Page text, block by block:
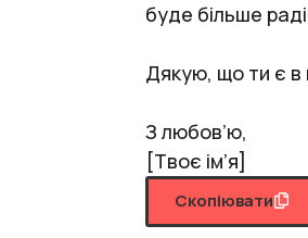
буде більше
Дякую, що ти є в
З любов’ю,
[Твоє ім’я]
Скопіювати